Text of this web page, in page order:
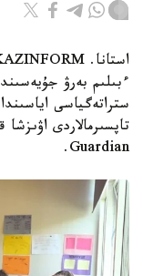
ءبىلىم بەرۋ
ستراتەگياسى
Guardian.